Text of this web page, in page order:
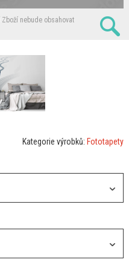
Zboží nebude obsahovat
Kategorie výrobků: Fototapety